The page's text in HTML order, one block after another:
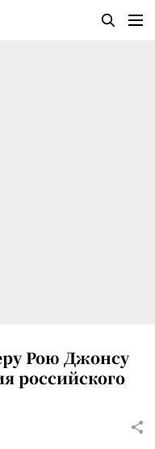
Рою Джонсу
российского